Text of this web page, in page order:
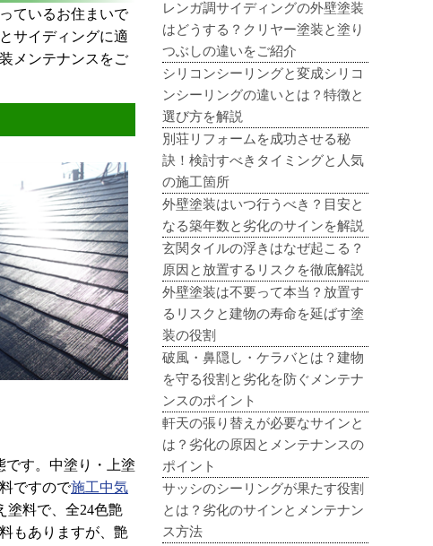
ているお住まいで
サイディングに適
メンテナンスをご
です。中塗り・上塗
ですので施工中気
塗料で、全24色艶
もありますが、艶
レンガ調サイディングの外壁塗装
はどうする？クリヤー塗装と塗り
つぶしの違いをご紹介
シリコンシーリングと変成シリコ
ンシーリングの違いとは？特徴と
選び方を解説
別荘リフォームを成功させる秘
訣！検討すべきタイミングと人気
の施工箇所
外壁塗装はいつ行うべき？目安と
なる築年数と劣化のサインを解説
玄関タイルの浮きはなぜ起こる？
原因と放置するリスクを徹底解説
外壁塗装は不要って本当？放置す
るリスクと建物の寿命を延ばす塗
装の役割
破風・鼻隠し・ケラバとは？建物
を守る役割と劣化を防ぐメンテナ
ンスのポイント
軒天の張り替えが必要なサインと
は？劣化の原因とメンテナンスの
ポイント
サッシのシーリングが果たす役割
とは？劣化のサインとメンテナン
ス方法